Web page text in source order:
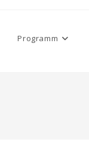
Programm